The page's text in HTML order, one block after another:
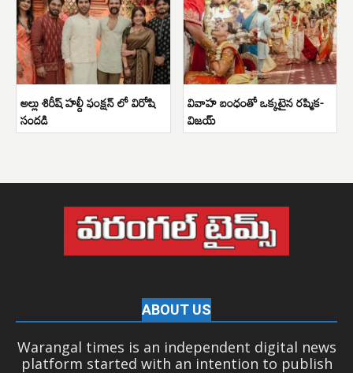
అల్లు శిరీష్ హల్దీ ఫంక్షన్ లో విరోషి
సందడి
వివాహ బంధంతో ఒక్కటైన రష్మిక-
విజయ్
ABOUT US
Warangal times is an independent digital news
platform started with an intention to publish